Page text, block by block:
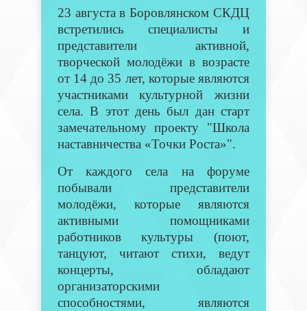
23 августа в Боровлянском СКДЦ
встретились специалисты и
представители активной,
творческой молодёжи в возрасте
от 14 до 35 лет, которые являются
участниками культурной жизни
села. В этот день был дан старт
замечательному проекту "Школа
наставничества «Точки Роста»".
От каждого села на форуме
побывали представители
молодёжи, которые являются
активными помощниками
работников культуры (поют,
танцуют, читают стихи, ведут
концерты, обладают
организаторскими
способностями, являются